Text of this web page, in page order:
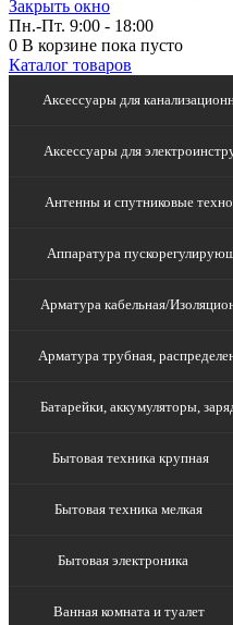
Закрыть окно
Пн.-Пт. 9:00 - 18:00
0 В корзине пока пусто
Каталог товаров
Аксессуары для
Аксессуары для
Антенны и спутниковые
Аппаратура
Арматура кабельная/
Арматура трубная,
Батарейки, аккумуляторы,
Бытовая техника крупная
Бытовая техника мелкая
Бытовая электроника
Ванная комната и туалет